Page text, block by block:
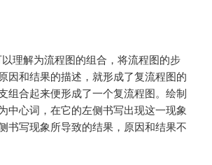
理解为流程图的组合，将流程图的步
因和结果的描述，就形成了复流程图的
组合起来便形成了一个复流程图。绘制
中心词，在它的左侧书写出现这一现象
书写现象所导致的结果，原因和结果不